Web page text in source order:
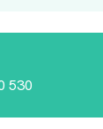
530